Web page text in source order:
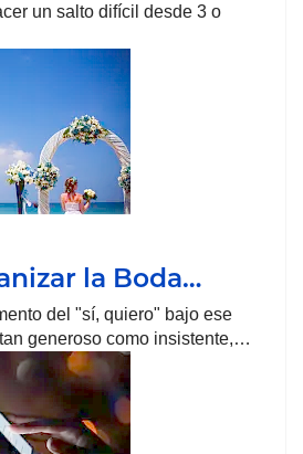
un salto difícil desde 3 o
la Boda…
del "sí, quiero" bajo ese
generoso como insistente,…